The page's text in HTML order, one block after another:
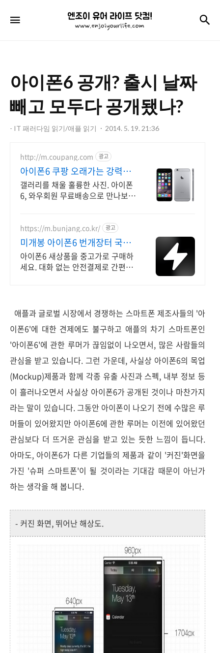
엔
조
어
라
이
프
닷
컴!
아이폰6 공개? 출시 날짜
빼고 모두다 공개됐나?
- IT 패러다임 읽기/애플 읽기 2014. 5. 19. 21:36
http://m.coupang.com 광고
아이폰6 쿠팡 오래가는 강력한
배터리
갤러리를 채울 훌륭한 사진. 아이폰
6, 와우회원 무료배송으로 만나보세
세요.
https://m.bunjang.co.kr/ 광고
미개봉 아이폰6 번개장터 국내
최대 브랜드 중고거래
아이폰6 새상품을 중고가로 구매하
세요. 대화 없는 안전결제로 간편하
애플과 글로벌 시장에서 경쟁하는 스마트폰 제조사들의 '아
이폰6'에 대한 견제에도 불구하고 애플의 차기 스마트폰인
'아이폰6'에 관한 루머가 끊임없이 나오면서, 많은 사람들의
관심을 받고 있습니다. 그런 가운데, 사실상 아이폰6의 목업
(Mockup)제품과 함께 각종 유출 사진과 스펙, 내부 정보 등
이 흘러나오면서 사실상 아이폰6가 공개된 것이나 마찬가지
라는 말이 있습니다. 그동안 아이폰이 나오기 전에 수많은 루
머들이 있어왔지만 아이폰6에 관한 루머는 이전에 있어왔던
관심보다 더 뜨거운 관심을 받고 있는 듯한 느낌이 듭니다.
아마도, 아이폰6가 다른 기업들의 제품과 같이 '커진'화면을
가진 '슈퍼 스마트폰'이 될 것이라는 기대감 때문이 아닌가
하는 생각을 해 봅니다.
- 커진 화면, 뛰어난 해상도.